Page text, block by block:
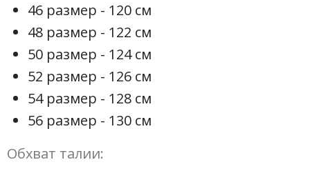
46 размер - 120 см
48 размер - 122 см
50 размер - 124 см
52 размер - 126 см
54 размер - 128 см
56 размер - 130 см
Обхват талии: